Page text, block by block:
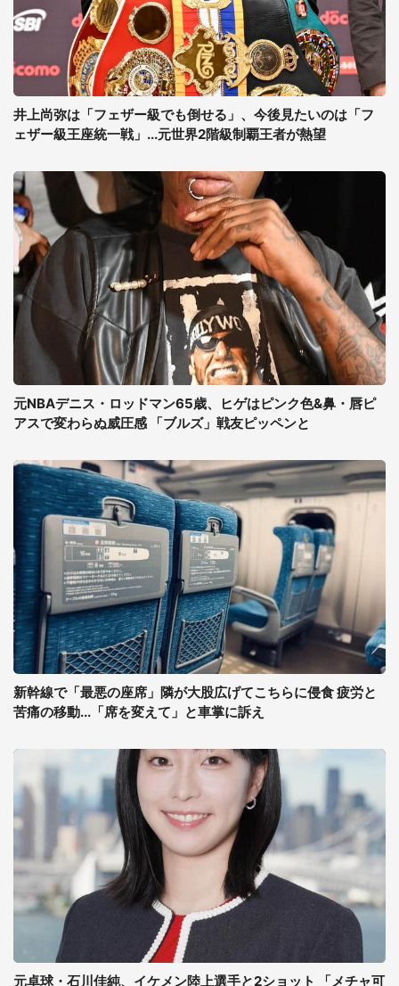
井上尚弥は「フェザー級でも倒せる」、今後見たいのは「フ
ェザー級王座統一戦」...元世界2階級制覇王者が熱望
元NBAデニス・ロッドマン65歳、ヒゲはピンク色&鼻・唇ピ
アスで変わらぬ威圧感 「ブルズ」戦友ピッペンと
新幹線で「最悪の座席」隣が大股広げてこちらに侵食 疲労と
苦痛の移動...「席を変えて」と車掌に訴え
元卓球・石川佳純、イケメン陸上選手と2ショット 「メチャ可